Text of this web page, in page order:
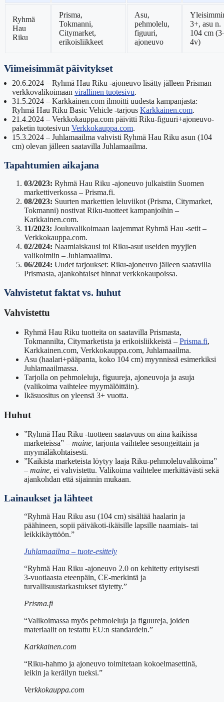
Ryhmä
Hau
Riku
Prisma,
Tokmanni,
Citymarket,
erikoisliikkeet
Asu,
pehmolelu,
figuuri,
ajoneuvo
3+, asu n.
104 cm
4v)
Viimeisimmät päivitykset
20.6.2024 – Ryhmä Hau Riku -ajoneuvo lisätty jälleen Prisman
verkkovalikoimaan virallinen tuotesivu.
31.5.2024 – Karkkainen.com ilmoitti uudesta kampanjasta:
Ryhmä Hau Riku Basic Vehicle -tarjous Karkkainen.com.
21.4.2024 – Verkkokauppa.com päivitti Riku-figuuri+ajoneuvo-
paketin tuotesivun Verkkokauppa.com.
15.3.2024 – Juhlamaailma vahvisti Ryhmä Hau Riku asun (104
cm) olevan jälleen saatavilla Juhlamaailma.
Tapahtumien aikajana
03/2023: Ryhmä Hau Riku -ajoneuvo julkaistiin Suomen
markettiverkossa – Prisma.fi.
08/2023: Suurten markettien leluviikot (Prisma, Citymarket,
Tokmanni) nostivat Riku-tuotteet kampanjoihin –
Karkkainen.com.
11/2023: Jouluvalikoimaan laajemmat Ryhmä Hau -setit –
Verkkokauppa.com.
02/2024: Naamiaiskausi toi Riku-asut useiden myyjien
valikoimiin – Juhlamaailma.
06/2024: Uudet tarjoukset: Riku-ajoneuvo jälleen saatavilla
Prismasta, ajankohtaiset hinnat verkkokaupoissa.
Vahvistetut faktat vs. huhut
Vahvistettu
Ryhmä Hau Riku tuotteita on saatavilla Prismasta,
Tokmannilta, Citymarketista ja erikoisliikkeistä – Prisma.fi,
Karkkainen.com, Verkkokauppa.com, Juhlamaailma.
Asu (haalari+pääpanta, koko 104 cm) myynnissä esimerkiksi
Juhlamaailmassa.
Tarjolla on pehmoleluja, figuureja, ajoneuvoja ja asuja
(valikoima vaihtelee myymälöittäin).
Ikäsuositus on yleensä 3+ vuotta.
Huhut
”Ryhmä Hau Riku -tuotteen saatavuus on aina kaikissa
marketeissa” – maine, tarjonta vaihtelee sesongeittain ja
myymäläkohtaisesti.
”Kaikista marketeista löytyy laaja Riku-pehmoleluvalikoima”
– maine, ei vahvistettu. Valikoima vaihtelee merkittävästi sekä
ajankohdan että sijainnin mukaan.
Lainaukset ja lähteet
“Ryhmä Hau Riku asu (104 cm) sisältää haalarin ja
päähineen, sopii päiväkoti-ikäisille lapsille naamiais- tai
leikkikäyttöön.”
Juhlamaailma – tuote-esittely
“Ryhmä Hau Riku -ajoneuvo 2.0 on kehitetty erityisesti
3-vuotiaasta eteenpäin, CE-merkintä ja
turvallisuustarkastukset täytetty.”
Prisma.fi
“Valikoimassa myös pehmoleluja ja figuureja, joiden
materiaalit on testattu EU:n standardein.”
Karkkainen.com
“Riku-hahmo ja ajoneuvo toimitetaan kokoelmasettinä,
leikin ja keräilyn tueksi.”
Verkkokauppa.com